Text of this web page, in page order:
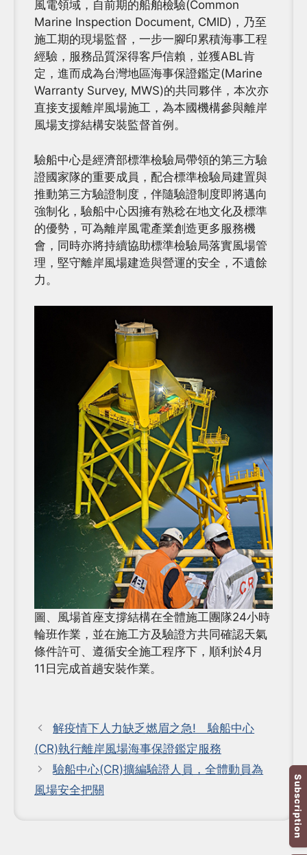
Subscription
風電領域，自前期的船舶檢驗(Common
Marine Inspection Document, CMID)，乃至
施工期的現場監督，一步一腳印累積海事工程
經驗，服務品質深得客戶信賴，並獲ABL肯
定，進而成為台灣地區海事保證鑑定(Marine
Warranty Survey, MWS)的共同夥伴，本次亦
直接支援離岸風場施工，為本國機構參與離岸
風場支撐結構安裝監督首例。
驗船中心是經濟部標準檢驗局帶領的第三方驗
證國家隊的重要成員，配合標準檢驗局建置與
推動第三方驗證制度，伴隨驗證制度即將邁向
強制化，驗船中心因擁有熟稔在地文化及標準
的優勢，可為離岸風電產業創造更多服務機
會，同時亦將持續協助標準檢驗局落實風場管
理，堅守離岸風場建造與營運的安全，不遺餘
力。
圖、風場首座支撐結構在全體施工團隊24小時
輪班作業，並在施工方及驗證方共同確認天氣
條件許可、遵循安全施工程序下，順利於4月
11日完成首趟安裝作業。
解疫情下人力缺乏燃眉之急! 驗船中心
(CR)執行離岸風場海事保證鑑定服務
驗船中心(CR)擴編驗證人員，全體動員為
風場安全把關